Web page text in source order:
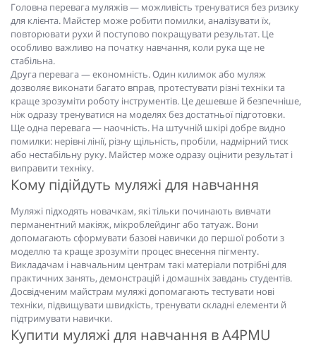
Головна перевага муляжів — можливість тренуватися без ризику
для клієнта. Майстер може робити помилки, аналізувати їх,
повторювати рухи й поступово покращувати результат. Це
особливо важливо на початку навчання, коли рука ще не
стабільна.
Друга перевага — економність. Один килимок або муляж
дозволяє виконати багато вправ, протестувати різні техніки та
краще зрозуміти роботу інструментів. Це дешевше й безпечніше,
ніж одразу тренуватися на моделях без достатньої підготовки.
Ще одна перевага — наочність. На штучній шкірі добре видно
помилки: нерівні лінії, різну щільність, пробіли, надмірний тиск
або нестабільну руку. Майстер може одразу оцінити результат і
виправити техніку.
Кому підійдуть муляжі для навчання
Муляжі підходять новачкам, які тільки починають вивчати
перманентний макіяж, мікроблейдинг або татуаж. Вони
допомагають сформувати базові навички до першої роботи з
моделлю та краще зрозуміти процес внесення пігменту.
Викладачам і навчальним центрам такі матеріали потрібні для
практичних занять, демонстрацій і домашніх завдань студентів.
Досвідченим майстрам муляжі допомагають тестувати нові
техніки, підвищувати швидкість, тренувати складні елементи й
підтримувати навички.
Купити муляжі для навчання в A4PMU